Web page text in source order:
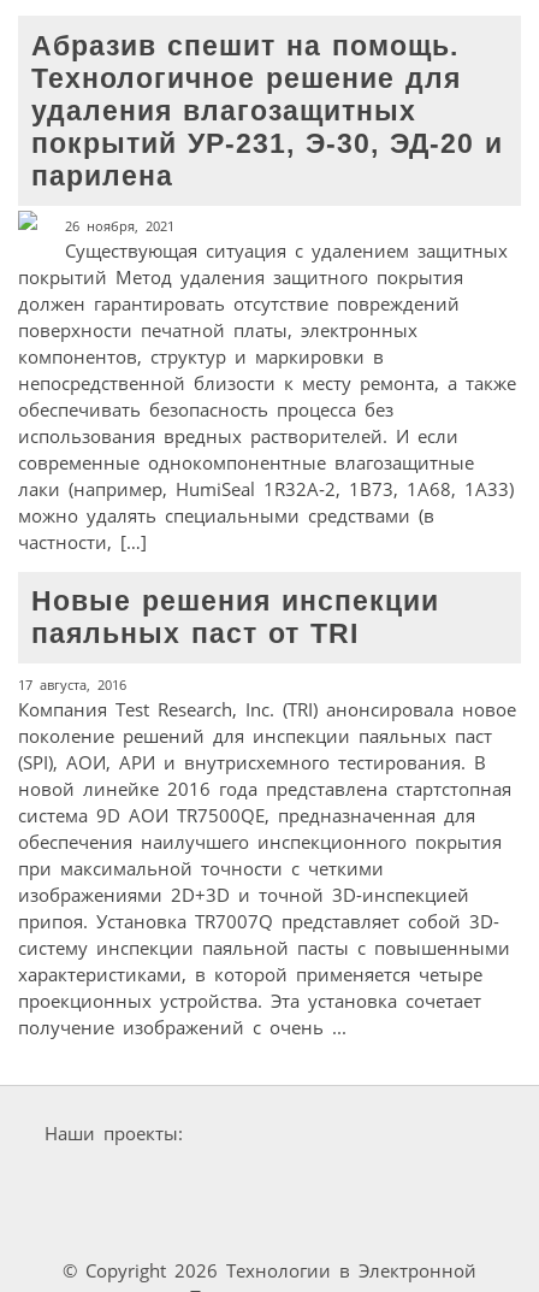
Абразив спешит на помощь.
Технологичное решение для
удаления влагозащитных
покрытий УР‑231, Э‑30, ЭД‑20 и
парилена
26 ноября, 2021
Существующая ситуация с удалением защитных
покрытий Метод удаления защитного покрытия
должен гарантировать отсутствие повреждений
поверхности печатной платы, электронных
компонентов, структур и маркировки в
непосредственной близости к месту ремонта, а также
обеспечивать безопасность процесса без
использования вредных растворителей. И если
современные однокомпонентные влагозащитные
лаки (например, HumiSeal 1R32A‑2, 1B73, 1А68, 1А33)
можно удалять специальными средствами (в
частности, […]
Новые решения инспекции
паяльных паст от TRI
17 августа, 2016
Компания Test Research, Inc. (TRI) анонсировала новое
поколение решений для инспекции паяльных паст
(SPI), АОИ, АРИ и внутрисхемного тестирования. В
новой линейке 2016 года представлена стартстопная
система 9D АОИ TR7500QE, предназначенная для
обеспечения наилучшего инспекционного покрытия
при максимальной точности с четкими
изображениями 2D+3D и точной 3D-инспекцией
припоя. Установка TR7007Q представляет собой 3D-
систему инспекции паяльной пасты с повышенными
характеристиками, в которой применяется четыре
проекционных устройства. Эта установка сочетает
получение изображений с очень ...
Наши проекты:
© Copyright 2026 Технологии в Электронной